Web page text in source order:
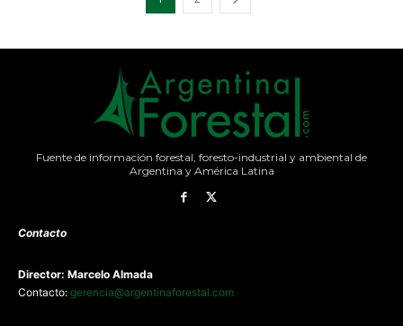
Fuente de información forestal, foresto-industrial y ambiental de
Argentina y América Latina
Contacto
Director: Marcelo Almada
Contacto: gerencia@argentinaforestal.com